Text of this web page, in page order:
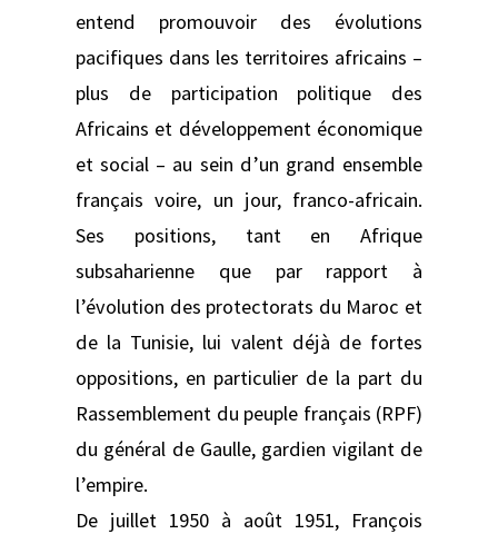
entend promouvoir des évolutions
pacifiques dans les territoires africains –
plus de participation politique des
Africains et développement économique
et social – au sein d’un grand ensemble
français voire, un jour, franco-africain.
Ses positions, tant en Afrique
subsaharienne que par rapport à
l’évolution des protectorats du Maroc et
de la Tunisie, lui valent déjà de fortes
oppositions, en particulier de la part du
Rassemblement du peuple français (RPF)
du général de Gaulle, gardien vigilant de
l’empire.
De juillet 1950 à août 1951, François